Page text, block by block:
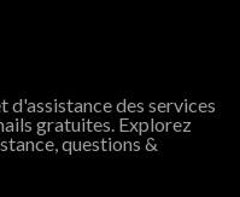
d'assistance des services
gratuites. Explorez
questions &